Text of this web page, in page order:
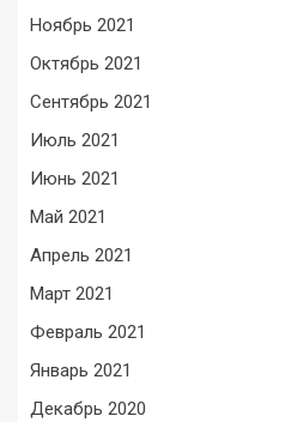
Ноябрь 2021
Октябрь 2021
Сентябрь 2021
Июль 2021
Июнь 2021
Май 2021
Апрель 2021
Март 2021
Февраль 2021
Январь 2021
Декабрь 2020